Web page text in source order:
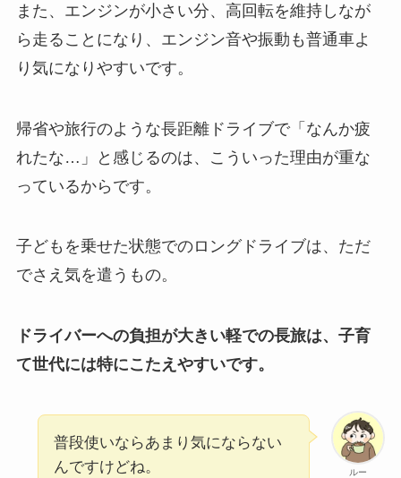
また、エンジンが小さい分、高回転を維持しなが
ら走ることになり、エンジン音や振動も普通車よ
り気になりやすいです。
帰省や旅行のような長距離ドライブで「なんか疲
れたな…」と感じるのは、こういった理由が重な
っているからです。
子どもを乗せた状態でのロングドライブは、ただ
でさえ気を遣うもの。
ドライバーへの負担が大きい軽での長旅は、子育
て世代には特にこたえやすいです。
ルー
普段使いならあまり気にならない
んですけどね。